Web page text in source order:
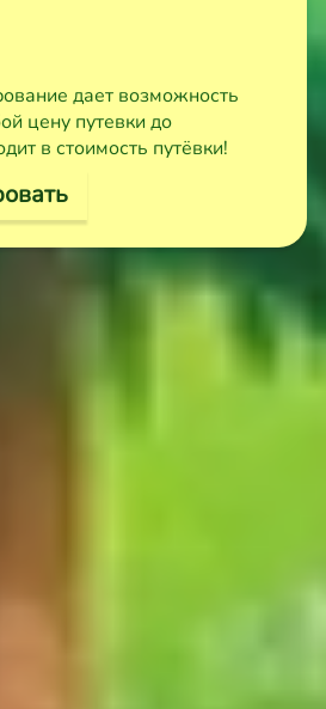
дает возможность
цену путевки до
в стоимость путёвки!